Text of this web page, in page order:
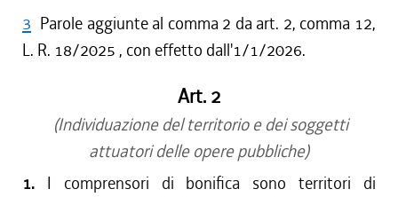
3 Parole aggiunte al comma 2 da art. 2, comma 12,
L. R. 18/2025 , con effetto dall'1/1/2026.
Art. 2
(Individuazione del territorio e dei soggetti
attuatori delle opere pubbliche)
1. I comprensori di bonifica sono territori di